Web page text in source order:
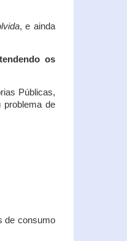
, e ainda
os
Públicas,
problema de
de consumo